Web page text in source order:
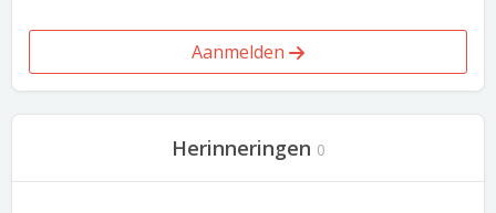
Aanmelden
Herinneringen 0